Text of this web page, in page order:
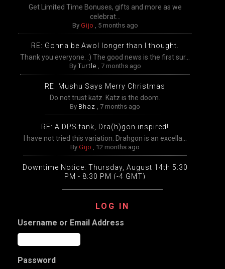
Get Limited Time Bonuses, gifts and more as we
celebrat...
By Gijo , 5 months ago
RE: Gonna be Awol longer than I thought.
Thank you everyone. :) The good news is the first sur...
By Turtle , 7 months ago
RE: Mushu Says Merry Christmas
Do not trust katz. Katz is the doom.
By Bhaz , 7 months ago
RE: A DPS tank, Dra(h)gon inspired!
I have not tried this variation. Drahgon is an excella...
By Gijo , 12 months ago
Downtime Notice: Thursday, August 14th 5:30
PM - 8:30 PM (-4 GMT)
Packing, unpacking, and transfers will be disabled
12 months ago
Extended Downtime This Wednesday (August
13th) Wednesday, August 13th from 9:00 AM –
9:00 PM Eastern
The DDO game worlds will undergo extensive
LOG IN
Username or Email Address
Password